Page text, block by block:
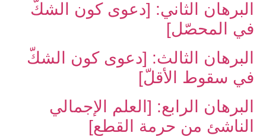
البرهان الثاني: [دعوى كون الشكّ
في المحصّل‏]
البرهان الثالث: [دعوى كون الشكّ
في سقوط الأقلّ‏]
البرهان الرابع: [العلم الإجمالي
الناشئ من حرمة القطع‏]